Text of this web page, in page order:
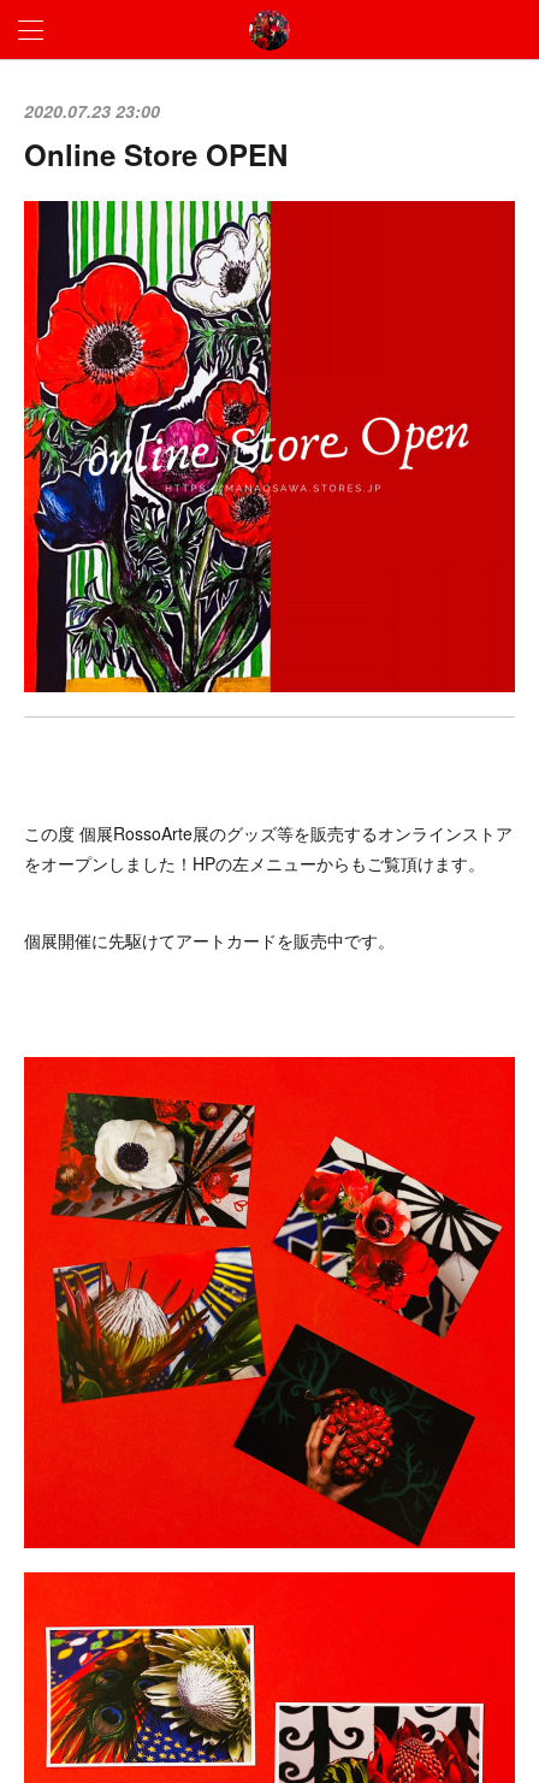
2020.07.23 23:00
Online Store OPEN
この度 個展RossoArte展のグッズ等を販売するオンラインストア
をオープンしました！HPの左メニューからもご覧頂けます。
個展開催に先駆けてアートカードを販売中です。